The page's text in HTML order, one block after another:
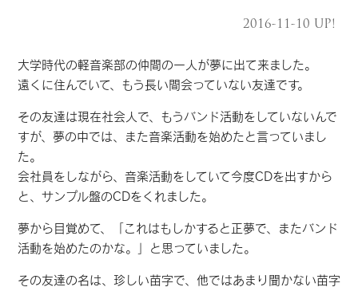
2016-11-10 UP!
大学時代の軽音楽部の仲間の一人が夢に出て来ました。
遠くに住んでいて、もう長い間会っていない友達です。
その友達は現在社会人で、もうバンド活動をしていないんで
すが、夢の中では、また音楽活動を始めたと言っていまし
た。
会社員をしながら、音楽活動をしていて今度CDを出すから
と、サンプル盤のCDをくれました。
夢から目覚めて、「これはもしかすると正夢で、またバンド
活動を始めたのかな。」と思っていました。
その友達の名は、珍しい苗字で、他ではあまり聞かない苗字